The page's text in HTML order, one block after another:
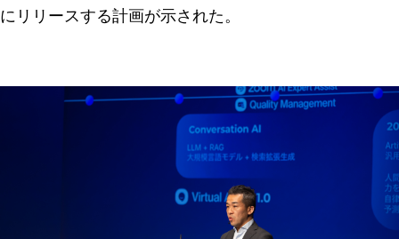
にリリースする計画が示された。